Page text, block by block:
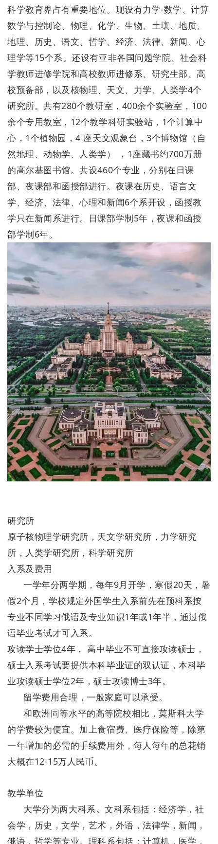
科学教育界占有重要地位。现设有力学-数学、计算
数学与控制论、物理、化学、生物、土壤、地质、
地理、历史、语文、哲学、经济、法律、新闻、心
理学等15个系。还设有亚非各国问题学院、社会科
学教师进修学院和高校教师进修系、研究生部、高
校预备部，以及核物理、天文、力学、人类学4个
研究所。共有280个教研室，400余个实验室，100
余个专用教室，12个教学科研实验站，1个计算中
心，1个植物园，4 座天文观象台，3个博物馆（自
然地理、动物学、人类学） ，1座藏书约700万册
的高尔基图书馆。共设460个专业，分别在日课
部、夜课部和函授部进行。夜课在历史、语言文
学、经济、法律、心理和新闻6个系开设，函授教
学只在新闻系进行。日课部学制5年，夜课和函授
部学制6年。
研究所
原子核物理学研究所，天文学研究所，力学研究
所，人类学研究所，科学研究所
入系及费用
一学年分两学期，每年9月开学，寒假20天，暑
假2个月，学校规定外国学生入系前先在预科系按
专业不同学习俄语及专业知识1年或1年半，通过俄
语毕业考试才可入系。
攻读学士学位4年， 高中毕业不可直接攻读硕士，
硕士入系考试要提供本科毕业证的双认证，本科毕
业攻读硕士学位2年，硕士攻读博士3年。
留学费用合理，一般家庭可以承受。
和欧洲同等水平的高等院校相比，莫斯科大学
的学费较为便宜。加上食宿费、医疗保险等，除第
一年增加的必需的手续费用外，每人每年的总花销
大概在12-15万人民币。
教学单位
大学分为两大科系。文科系包括：经济学，社
会学，历史，文学，艺术，外语，法律学，新闻，
俄语，哲学等专业。理科系包括：计算机，医学，